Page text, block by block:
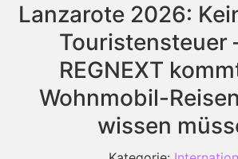
Lanzarote 2026:
Touristensteuer
REGNEXT
Wohnmobil-
wissen